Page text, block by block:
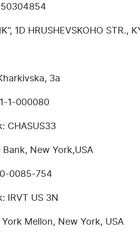
1D HRUSHEVSKOHO STR.,
3a
1-000080
CHASUS33
New York,USA
0085-754
IRVT US 3N
Mellon, New York, USA